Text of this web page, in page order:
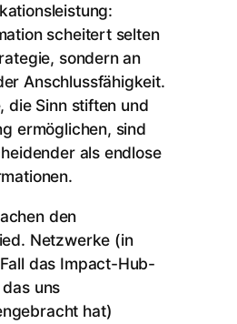
scheitert selten
sondern an
Anschlussfähigkeit.
die Sinn stiften und
ermöglichen, sind
als endlose
den
Netzwerke (in
das Impact-Hub-
uns
hat)